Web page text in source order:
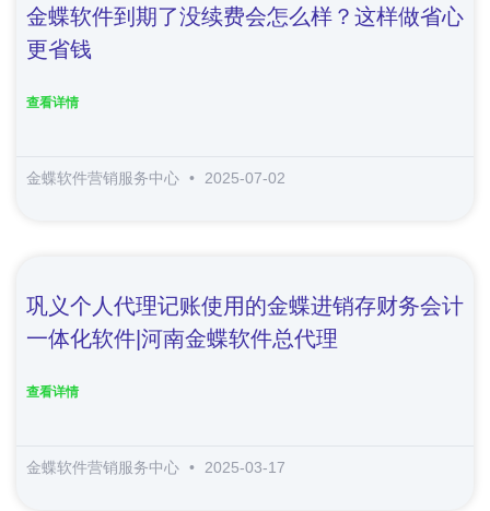
金蝶软件到期了没续费会怎么样？这样做省心
更省钱
查看详情
金蝶软件营销服务中心 2025-07-02
巩义个人代理记账使用的金蝶进销存财务会计
一体化软件|河南金蝶软件总代理
查看详情
金蝶软件营销服务中心 2025-03-17